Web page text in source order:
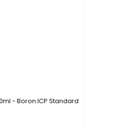
- Boron ICP Standard